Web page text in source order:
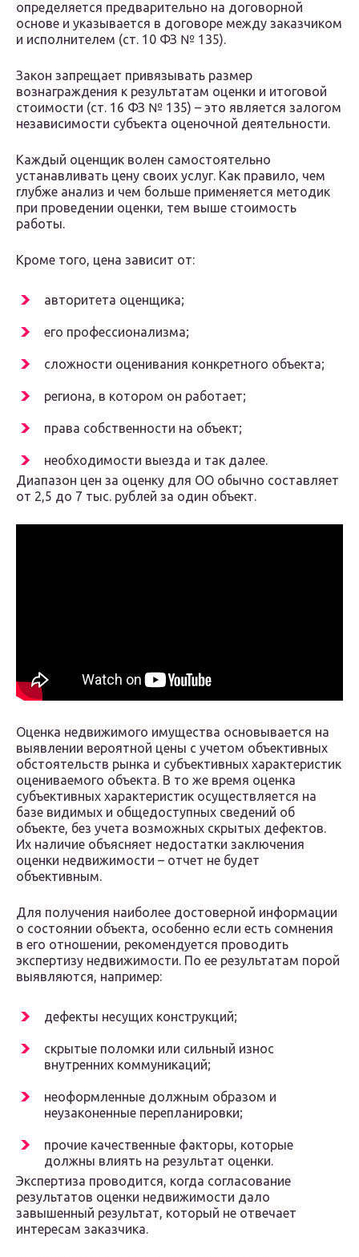
определяется предварительно на договорной
основе и указывается в договоре между заказчиком
и исполнителем (ст. 10 ФЗ № 135).
Закон запрещает привязывать размер
вознаграждения к результатам оценки и итоговой
стоимости (ст. 16 ФЗ № 135) – это является залогом
независимости субъекта оценочной деятельности.
Каждый оценщик волен самостоятельно
устанавливать цену своих услуг. Как правило, чем
глубже анализ и чем больше применяется методик
при проведении оценки, тем выше стоимость
работы.
Кроме того, цена зависит от:
авторитета оценщика;
его профессионализма;
сложности оценивания конкретного объекта;
региона, в котором он работает;
права собственности на объект;
необходимости выезда и так далее.
Диапазон цен за оценку для ОО обычно составляет
от 2,5 до 7 тыс. рублей за один объект.
Оценка недвижимого имущества основывается на
выявлении вероятной цены с учетом объективных
обстоятельств рынка и субъективных характеристик
оцениваемого объекта. В то же время оценка
субъективных характеристик осуществляется на
базе видимых и общедоступных сведений об
объекте, без учета возможных скрытых дефектов.
Их наличие объясняет недостатки заключения
оценки недвижимости – отчет не будет
объективным.
Для получения наиболее достоверной информации
о состоянии объекта, особенно если есть сомнения
в его отношении, рекомендуется проводить
экспертизу недвижимости. По ее результатам порой
выявляются, например:
дефекты несущих конструкций;
скрытые поломки или сильный износ
внутренних коммуникаций;
неоформленные должным образом и
неузаконенные перепланировки;
прочие качественные факторы, которые
должны влиять на результат оценки.
Экспертиза проводится, когда согласование
результатов оценки недвижимости дало
завышенный результат, который не отвечает
интересам заказчика.